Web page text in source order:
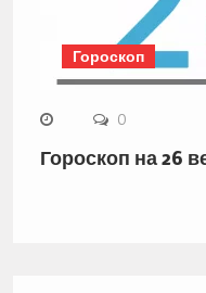
Гороскоп
0
Гороскоп на 26